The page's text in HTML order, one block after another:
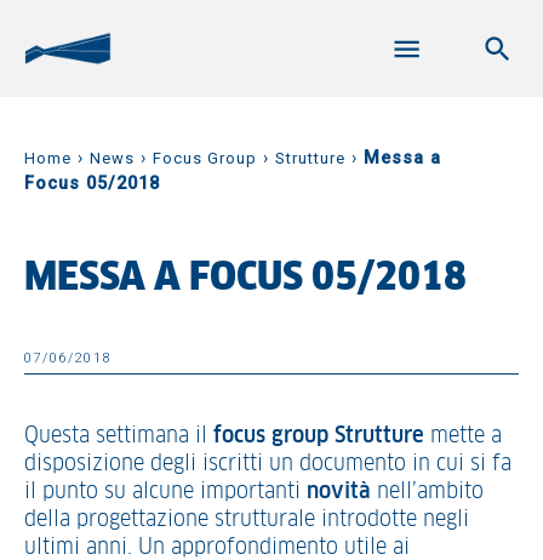
Home › News › Focus Group › Strutture › Messa a
Focus 05/2018
MESSA A FOCUS 05/2018
07/06/2018
Questa settimana il focus group Strutture mette a
disposizione degli iscritti un documento in cui si fa
il punto su alcune importanti novità nell’ambito
della progettazione strutturale introdotte negli
ultimi anni. Un approfondimento utile ai